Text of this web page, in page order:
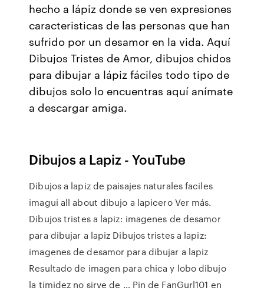
hecho a lápiz donde se ven expresiones
caracteristicas de las personas que han
sufrido por un desamor en la vida. Aquí
Dibujos Tristes de Amor, dibujos chidos
para dibujar a lápiz fáciles todo tipo de
dibujos solo lo encuentras aquí anímate
a descargar amiga.
Dibujos a Lapiz - YouTube
Dibujos a lapiz de paisajes naturales faciles
imagui all about dibujo a lapicero Ver más.
Dibujos tristes a lapiz: imagenes de desamor
para dibujar a lapiz Dibujos tristes a lapiz:
imagenes de desamor para dibujar a lapiz
Resultado de imagen para chica y lobo dibujo
la timidez no sirve de … Pin de FanGurl101 en